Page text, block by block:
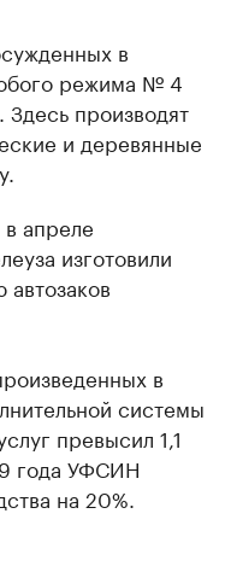
в
режима № 4
производят
и деревянные
апреле
изготовили
в
системы
превысил 1,1
года УФСИН
на 20%.